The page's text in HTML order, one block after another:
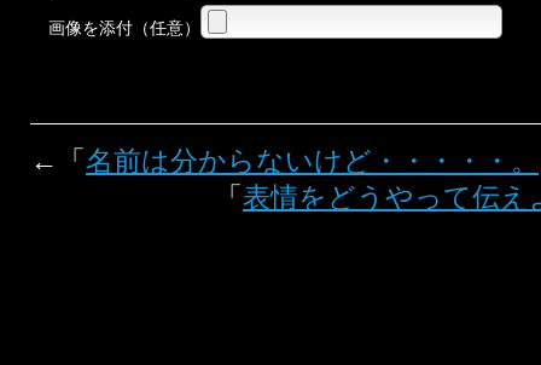
画像を添付（任意）
←「名前は分からないけど・・・・・。
「表情をどうやって伝え